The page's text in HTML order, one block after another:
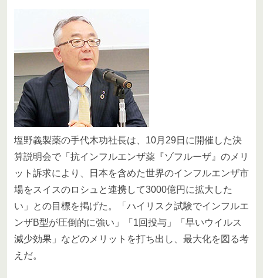
塩野義製薬の手代木功社長は、10月29日に開催した決
算説明会で「抗インフルエンザ薬『ゾフルーザ』のメリ
ット訴求により、日本を含めた世界のインフルエンザ市
場をスイスのロシュと連携して3000億円に拡大した
い」との目標を掲げた。「ハイリスク試験でインフルエ
ンザB型が圧倒的に強い」「1回投与」「早いウイルス
減少効果」などのメリットを打ち出し、最大化を図る考
えだ。